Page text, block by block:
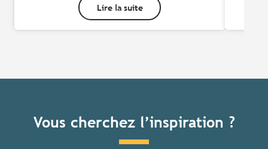
Lire la suite
Vous cherchez l’inspiration ?